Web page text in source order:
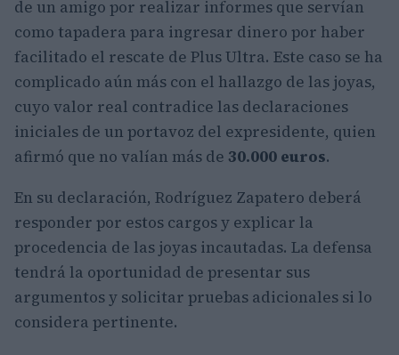
de un amigo por realizar informes que servían
como tapadera para ingresar dinero por haber
facilitado el rescate de Plus Ultra. Este caso se ha
complicado aún más con el hallazgo de las joyas,
cuyo valor real contradice las declaraciones
iniciales de un portavoz del expresidente, quien
afirmó que no valían más de 30.000 euros.
En su declaración, Rodríguez Zapatero deberá
responder por estos cargos y explicar la
procedencia de las joyas incautadas. La defensa
tendrá la oportunidad de presentar sus
argumentos y solicitar pruebas adicionales si lo
considera pertinente.